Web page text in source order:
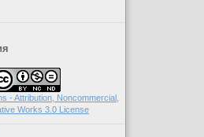
- Attribution, Noncommercial,
Works 3.0 License